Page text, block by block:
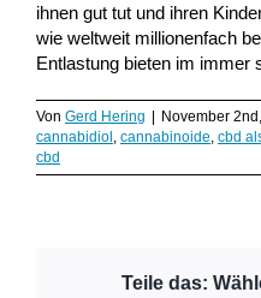
ihnen gut tut und ihren
wie weltweit millionenfach
Entlastung bieten im immer
Von Gerd Hering | November
cannabidiol, cannabinoide, cbd
cbd
Teile das: